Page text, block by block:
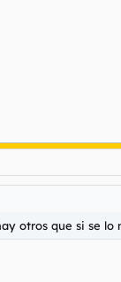
otros que si se lo